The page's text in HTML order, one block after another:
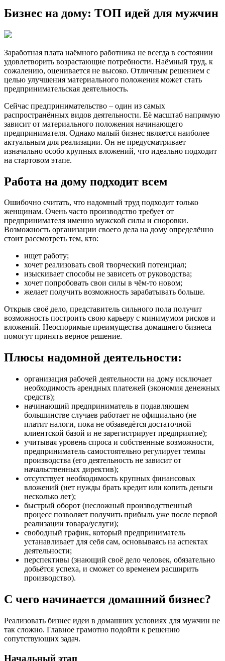
Бизнес на дому: ТОП идей для мужчин
Заработная плата наёмного работника не всегда в состоянии
удовлетворить возрастающие потребности. Наёмный труд, к
сожалению, оценивается не высоко. Отличным решением с
целью улучшения материального положения может стать
предпринимательская деятельность.
Сейчас предпринимательство – один из самых
распространённых видов деятельности. Её масштаб напрямую
зависит от материального положения начинающего
предпринимателя. Однако малый бизнес является наиболее
актуальным для реализации. Он не предусматривает
изначально особо крупных вложений, что идеально подходит
на стартовом этапе.
Работа на дому подходит всем
Ошибочно считать, что надомный труд подходит только
женщинам. Очень часто производство требует от
предпринимателя именно мужской силы и сноровки.
Возможность организации своего дела на дому определённо
стоит рассмотреть тем, кто:
ищет работу;
хочет реализовать свой творческий потенциал;
изыскивает способы не зависеть от руководства;
хочет попробовать свои силы в чём-то новом;
желает получить возможность зарабатывать больше.
Открыв своё дело, представитель сильного пола получит
возможность построить свою карьеру с минимумом рисков и
вложений. Неоспоримые преимущества домашнего бизнеса
помогут принять верное решение.
Плюсы надомной деятельности:
организация рабочей деятельности на дому исключает
необходимость арендных платежей (экономия денежных
средств);
начинающий предприниматель в подавляющем
большинстве случаев работает не официально (не
платит налоги, пока не обзаведётся достаточной
клиентской базой и не зарегистрирует предприятие);
учитывая уровень спроса и собственные возможности,
предприниматель самостоятельно регулирует темпы
производства (его деятельность не зависит от
начальственных директив);
отсутствует необходимость крупных финансовых
вложений (нет нужды брать кредит или копить деньги
несколько лет);
быстрый оборот (несложный производственный
процесс позволяет получить прибыль уже после первой
реализации товара/услуги);
свободный график, который предприниматель
устанавливает для себя сам, основываясь на аспектах
деятельности;
перспективы (знающий своё дело человек, обязательно
добьётся успеха, и сможет со временем расширить
производство).
С чего начинается домашний бизнес?
Реализовать бизнес идеи в домашних условиях для мужчин не
так сложно. Главное грамотно подойти к решению
сопутствующих задач.
Начальный этап